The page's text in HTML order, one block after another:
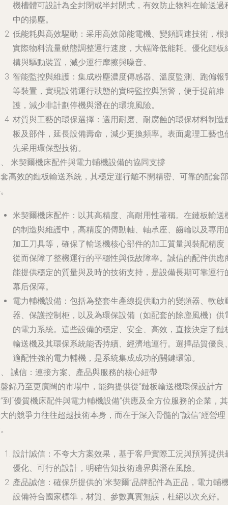
機槽體可設計為全封閉或半封閉式，有效防止物料在輸送過
中的揚塵。
低能耗與高效驅動 ：采用高效節能電機、變頻調速技術，根
實際物料流量動態調整運行速度，大幅降低能耗。優化鏈板
構與驅動裝置，減少運行摩擦與噪音。
智能監控與維護 ：集成粉塵濃度傳感器、溫度監測、跑偏報
等裝置，實現設備運行狀態的實時監控與預警，便于提前維
護，減少非計劃停機與潛在的環境風險。
材質與工藝的環保選擇 ：選用耐磨、耐腐蝕的環保材料制造
板及部件，延長設備壽命，減少更換頻率。表面處理工藝也
先采用環保型技術。
米契爾機床配件與電力輔機設備的協同支撐
高效的鏈板輸送系統，其穩定運行離不開精密、可靠的配套部
米契爾機床配件 ：以其高精度、高耐用性著稱。在鏈板輸送
的制造與維護中，高精度的傳動軸、軸承座、齒輪以及專用
加工刀具等，確保了輸送機核心部件的加工質量與裝配精度
從而保障了整機運行的平穩性與低故障率。誠信的配件供應
能提供穩定的質量與及時的技術支持，是設備長期可靠運行
幕后保障。
電力輔機設備 ：包括為整套生產線提供動力的變頻器、軟啟
器、保護控制柜，以及為環保設備（如配套的除塵風機）供
的電力系統。這些設備的穩定、安全、高效，直接決定了鏈
輸送機及其環保系統能否持續、經濟地運行。選擇品質優良
適配性強的電力輔機，是系統集成成功的關鍵環節。
誠信：連接方案、產品與服務的核心紐帶
錦乃至更廣闊的市場中，能夠提供從“鏈板輸送機環保設計方
到“優質機床配件與電力輔機設備”供應及全方位服務的企業，其
的競爭力往往超越技術本身，而在于深入骨髓的“誠信”經營理
設計誠信 ：不夸大方案效果，基于客戶實際工況與預算提供
優化、可行的設計，明確告知技術邊界與潛在風險。
產品誠信 ：確保所提供的“米契爾”品牌配件為正品，電力輔
設備符合國家標準，材質、參數真實無誤，杜絕以次充好。